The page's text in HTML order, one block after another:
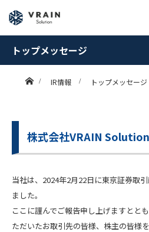
トップメッセージ
ホームIR情報 トップメッセージ
株式会社VRAIN
当社は、2024年2月22日に東京証券取
ました。
ここに謹んでご報告申し上げますとと
ただいたお取引先の皆様、株主の皆様